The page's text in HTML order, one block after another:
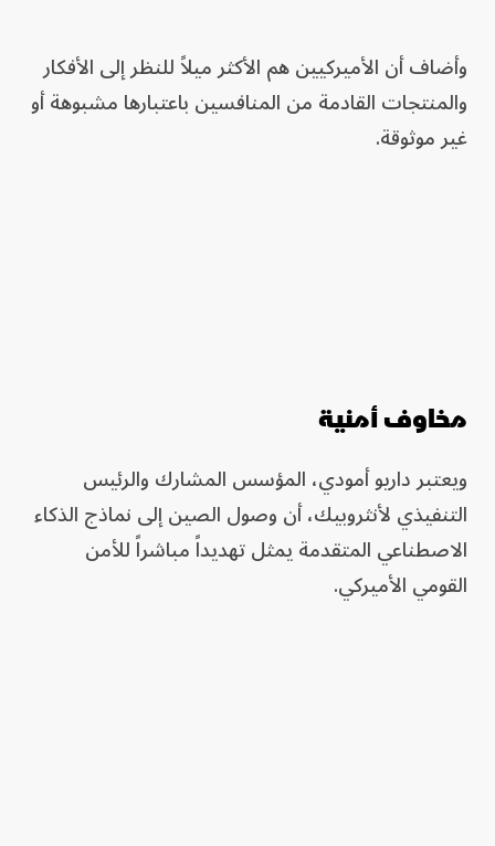
وأضاف أن الأميركيين هم الأكثر ميلاً للنظر إلى الأفكار
والمنتجات القادمة من المنافسين باعتبارها مشبوهة أو
غير موثوقة.
مخاوف أمنية
ويعتبر داريو أمودي، المؤسس المشارك والرئيس
التنفيذي لأنثروبيك، أن وصول الصين إلى نماذج الذكاء
الاصطناعي المتقدمة يمثل تهديداً مباشراً للأمن
القومي الأميركي.